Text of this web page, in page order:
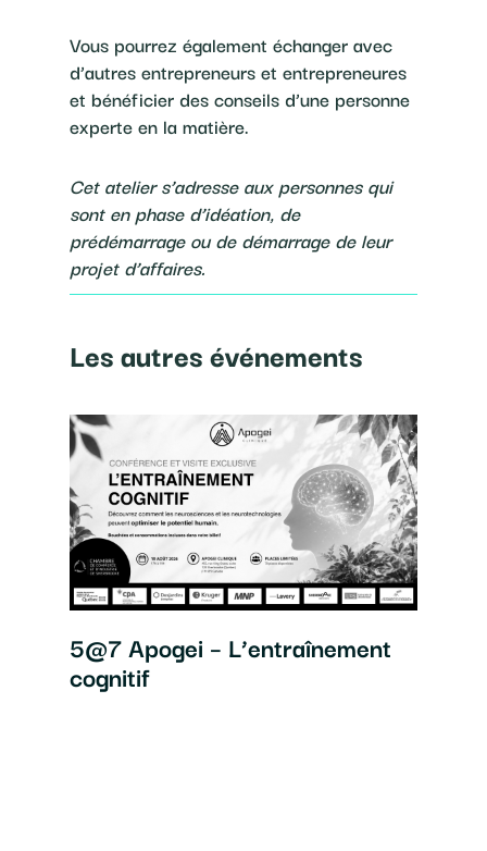
Vous pourrez également échanger avec
d’autres entrepreneurs et entrepreneures
et bénéficier des conseils d’une personne
experte en la matière.
Cet atelier s’adresse aux personnes qui
sont en phase d’idéation, de
prédémarrage ou de démarrage de leur
projet d’affaires.
Les autres événements
5@7 Apogei – L’entraînement
cognitif